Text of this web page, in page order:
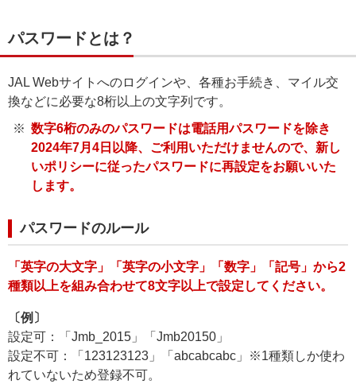
パスワードとは？
JAL Webサイトへのログインや、各種お手続き、マイル交
換などに必要な8桁以上の文字列です。
数字6桁のみのパスワードは電話用パスワードを除き
2024年7月4日以降、ご利用いただけませんので、新し
いポリシーに従ったパスワードに再設定をお願いいた
します。
パスワードのルール
「英字の大文字」「英字の小文字」「数字」「記号」から2
種類以上を組み合わせて8文字以上で設定してください。
〔例〕
設定可：「Jmb_2015」「Jmb20150」
設定不可：「123123123」「abcabcabc」※1種類しか使わ
れていないため登録不可。